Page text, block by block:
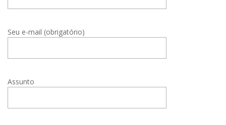
Seu e-mail (obrigatório)
Assunto